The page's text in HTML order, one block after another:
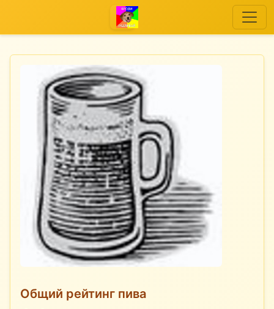
Общий рейтинг пива